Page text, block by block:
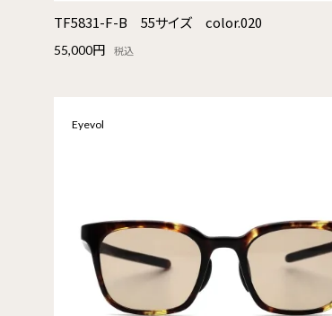
TF5831-F-B 55サイズ color.020
55,000円 税込
Eyevol